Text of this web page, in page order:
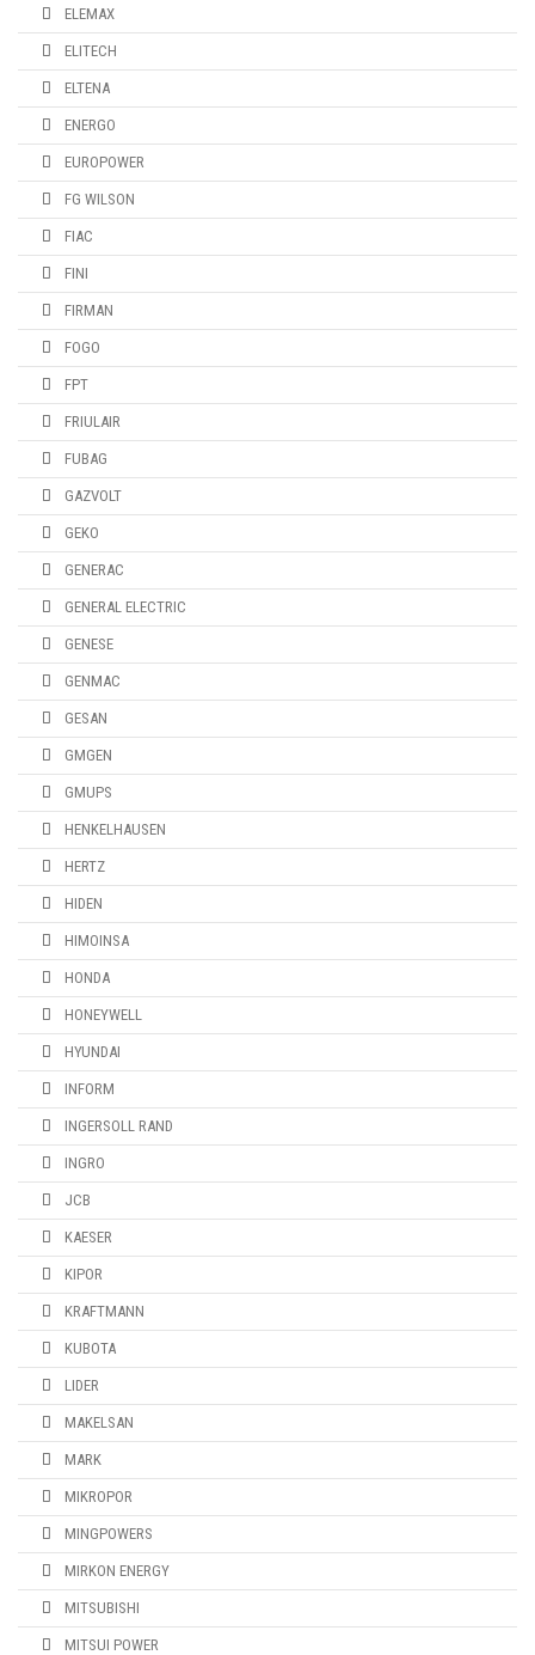
ELEMAX
ELITECH
ELTENA
ENERGO
EUROPOWER
FG WILSON
FIAC
FINI
FIRMAN
FOGO
FPT
FRIULAIR
FUBAG
GAZVOLT
GEKO
GENERAC
GENERAL ELECTRIC
GENESE
GENMAC
GESAN
GMGEN
GMUPS
HENKELHAUSEN
HERTZ
HIDEN
HIMOINSA
HONDA
HONEYWELL
HYUNDAI
INFORM
INGERSOLL RAND
INGRO
JCB
KAESER
KIPOR
KRAFTMANN
KUBOTA
LIDER
MAKELSAN
MARK
MIKROPOR
MINGPOWERS
MIRKON ENERGY
MITSUBISHI
MITSUI POWER